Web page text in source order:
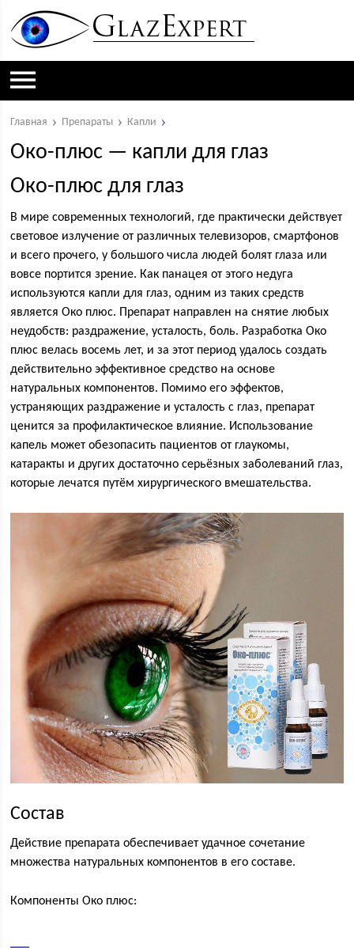
Главная Препараты Капли
Око-плюс — капли для глаз
Око-плюс для глаз
В мире современных технологий, где практически действует
световое излучение от различных телевизоров, смартфонов
и всего прочего, у большого числа людей болят глаза или
вовсе портится зрение. Как панацея от этого недуга
используются капли для глаз, одним из таких средств
является Око плюс. Препарат направлен на снятие любых
неудобств: раздражение, усталость, боль. Разработка Око
плюс велась восемь лет, и за этот период удалось создать
действительно эффективное средство на основе
натуральных компонентов. Помимо его эффектов,
устраняющих раздражение и усталость с глаз, препарат
ценится за профилактическое влияние. Использование
капель может обезопасить пациентов от глаукомы,
катаракты и других достаточно серьёзных заболеваний глаз,
которые лечатся путём хирургического вмешательства.
Состав
Действие препарата обеспечивает удачное сочетание
множества натуральных компонентов в его составе.
Компоненты Око плюс: